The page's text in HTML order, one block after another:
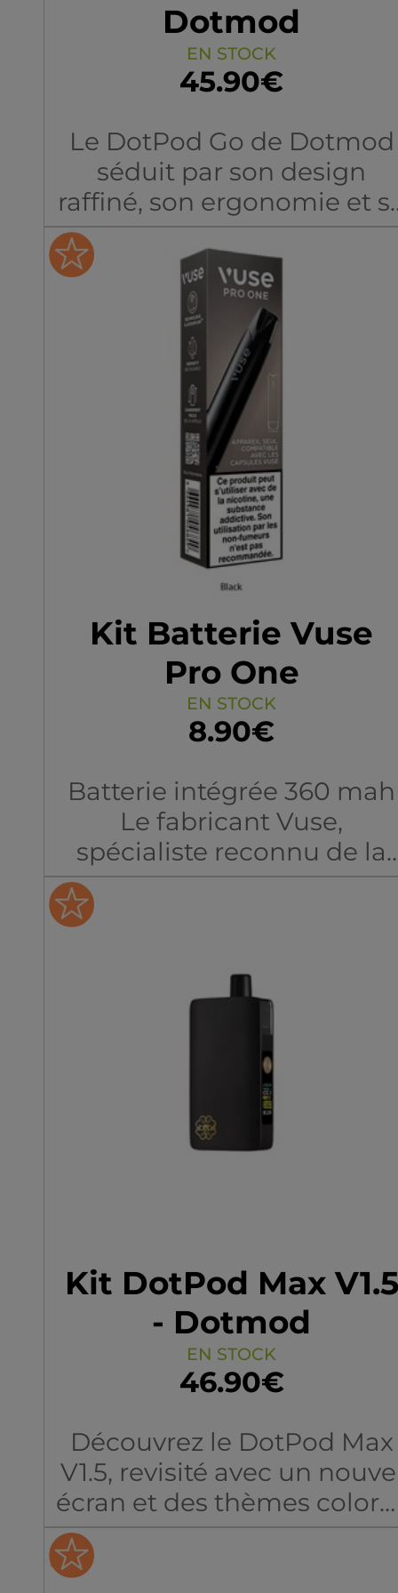
Dotmod
EN STOCK
45.90€
Le DotPod Go de Dotmod
séduit par son design
raffiné, son ergonomie et
polyvalence.
Kit Batterie Vuse
Pro One
EN STOCK
8.90€
Batterie intégrée 360 mah
Le fabricant Vuse,
spécialiste reconnu de la
cigarette électronique,
Compacte et pratique, la
Vuse Pro One assure une
autonomie confortable et
recharge en seulement 65
minutes grâce à l’USB-C.
Kit DotPod Max V1.5
- Dotmod
EN STOCK
46.90€
Découvrez le DotPod Max
V1.5, revisité avec un
écran et des thèmes
encore plus dynamiques.